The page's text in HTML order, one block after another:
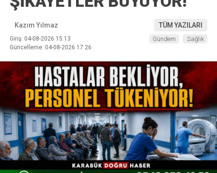
Kazım Yılmaz TÜM YAZILARI
Giriş: 04-08-2026 15:13
Güncelleme: 04-08-2026 17:26
Gündem Sağlık